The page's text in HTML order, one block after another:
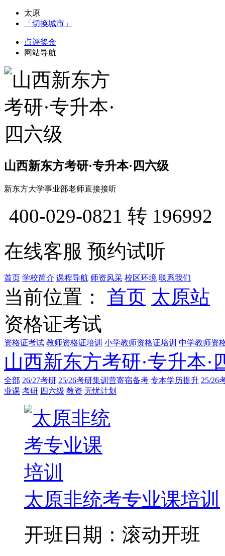
太原
「切换城市」
点评奖金
网站导航
山西新东方考研·专升本·四六级
新东方大学事业部老师直接接听
400-029-0821 转 196992
在线客服 预约试听
首页 学校简介 课程导航 师资风采 校区环境 联系我们
当前位置： 首页 太原站
资格证考试
资格证考试 教师资格证培训 小学教师资格证培训 中学教师资
山西新东方考研·专升本·
全部 26/27考研 25/26考研集训营寄宿备考 专本学历提升 25/26
业课 考研 四六级 教资 无忧计划
太原非统考专业课培训
开班日期：滚动开班